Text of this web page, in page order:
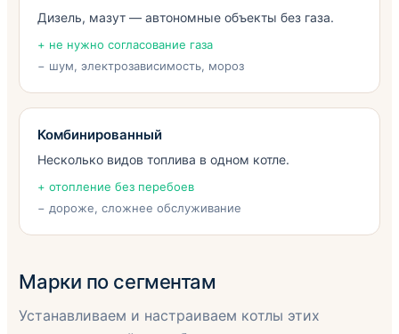
Дизель, мазут — автономные объекты без газа.
+ не нужно согласование газа
− шум, электрозависимость, мороз
Комбинированный
Несколько видов топлива в одном котле.
+ отопление без перебоев
− дороже, сложнее обслуживание
Марки по сегментам
Устанавливаем и настраиваем котлы этих